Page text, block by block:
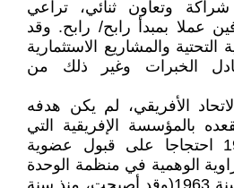
شراكة وتعاون ثنائي، تراعي
عملا بمبدأ رابح/ رابح. وقد
التحتية والمشاريع الاستثمارية
الخبرات وغير ذلك من
الأفريقي، لم يكن هدفه
بالمؤسسة الإفريقية التي
انسحب منها سنة 1984 احتجاجا على قبول عضوية
الوهمية في منظمة الوحدة